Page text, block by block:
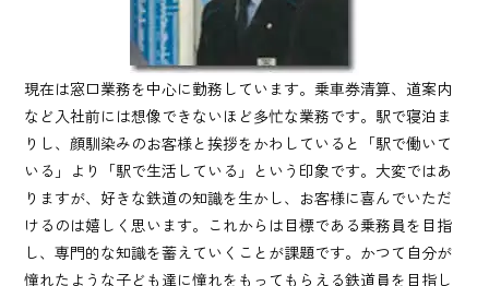
現在は窓口業務を中心に勤務しています。乗車券清算、道案内
など入社前には想像できないほど多忙な業務です。駅で寝泊ま
りし、顔馴染みのお客様と挨拶をかわしていると「駅で働いて
いる」より「駅で生活している」という印象です。大変ではあ
りますが、好きな鉄道の知識を生かし、お客様に喜んでいただ
けるのは嬉しく思います。これからは目標である乗務員を目指
し、専門的な知識を蓄えていくことが課題です。かつて自分が
憧れたような子ども達に憧れをもってもらえる鉄道員を目指し